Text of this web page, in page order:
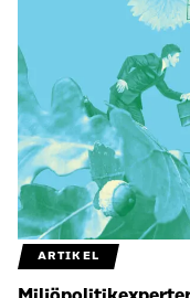
ARTIKEL